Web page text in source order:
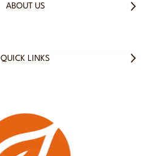
ABOUT US
QUICK LINKS